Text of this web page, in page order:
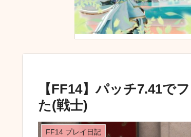
【FF14】パッチ7.41で
た(戦士)
FF14 プレイ日記